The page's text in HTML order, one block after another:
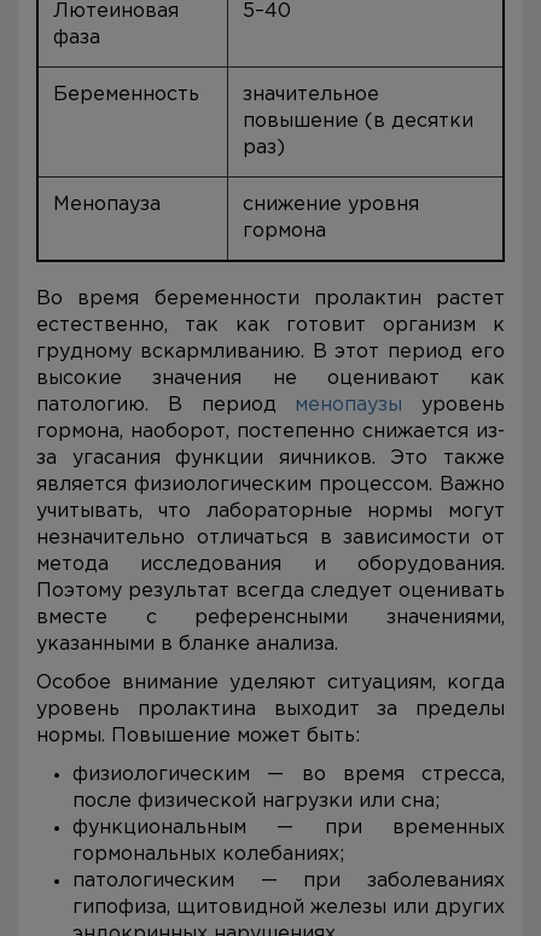
Лютеиновая
фаза
5–40
Беременность
значительное
повышение (в десятки
раз)
Менопауза
снижение уровня
гормона
Во время беременности пролактин растет
естественно, так как готовит организм к
грудному вскармливанию. В этот период его
высокие значения не оценивают как
патологию. В период
менопаузы уровень
гормона, наоборот, постепенно снижается из-
за угасания функции яичников. Это также
является физиологическим процессом. Важно
учитывать, что лабораторные нормы могут
незначительно отличаться в зависимости от
метода исследования и оборудования.
Поэтому результат всегда следует оценивать
вместе с референсными значениями,
указанными в бланке анализа.
Особое внимание уделяют ситуациям, когда
уровень пролактина выходит за пределы
нормы. Повышение может быть:
физиологическим — во время стресса,
после физической нагрузки или сна;
функциональным — при временных
гормональных колебаниях;
патологическим — при заболеваниях
гипофиза, щитовидной железы или других